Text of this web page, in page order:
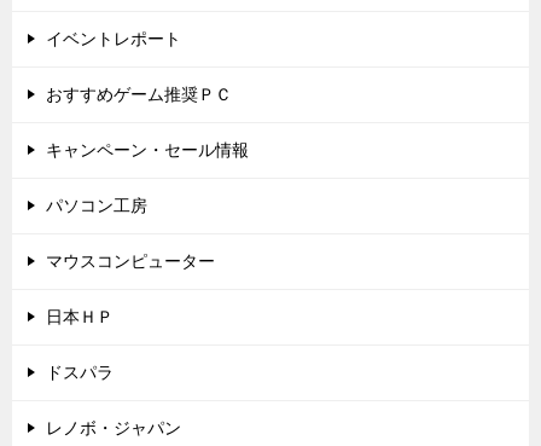
イベントレポート
おすすめゲーム推奨ＰＣ
キャンペーン・セール情報
パソコン工房
マウスコンピューター
日本ＨＰ
ドスパラ
レノボ・ジャパン